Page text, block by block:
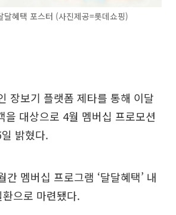
혜택 포스터 (사진제공=롯데쇼핑)
장보기 플랫폼 제타를 통해 이달
을 대상으로 4월 멤버십 프로모션
밝혔다.
멤버십 프로그램 ‘달달혜택’ 내
환으로 마련됐다.